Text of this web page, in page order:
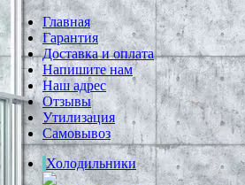
Главная
Гарантия
Доставка и оплата
Напишите нам
Наш адрес
Отзывы
Утилизация
Самовывоз
Холодильники